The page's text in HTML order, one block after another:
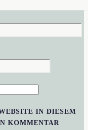
IN DIESEM
KOMMENTAR